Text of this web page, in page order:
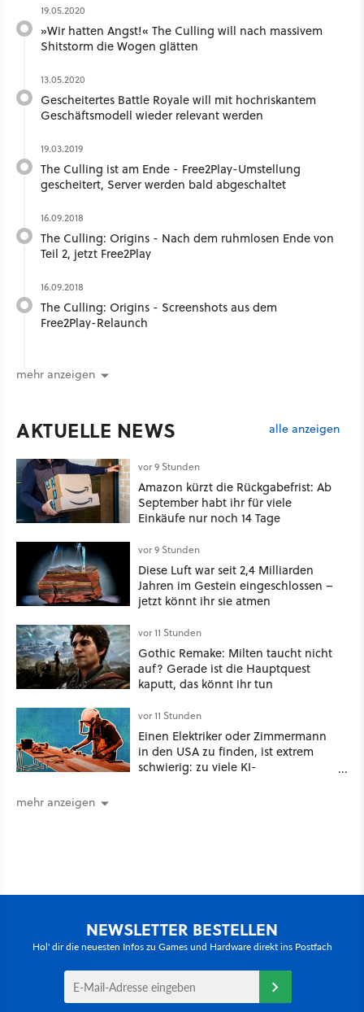
19.05.2020
»Wir hatten Angst!« The Culling will nach massivem
Shitstorm die Wogen glätten
13.05.2020
Gescheitertes Battle Royale will mit hochriskantem
Geschäftsmodell wieder relevant werden
19.03.2019
The Culling ist am Ende - Free2Play-Umstellung
gescheitert, Server werden bald abgeschaltet
16.09.2018
The Culling: Origins - Nach dem ruhmlosen Ende von
Teil 2, jetzt Free2Play
16.09.2018
The Culling: Origins - Screenshots aus dem
Free2Play-Relaunch
mehr anzeigen
AKTUELLE NEWS alle anzeigen
vor 9 Stunden
Amazon kürzt die Rückgabefrist: Ab
September habt ihr für viele
Einkäufe nur noch 14 Tage
vor 9 Stunden
Diese Luft war seit 2,4 Milliarden
Jahren im Gestein eingeschlossen –
jetzt könnt ihr sie atmen
vor 11 Stunden
Gothic Remake: Milten taucht nicht
auf? Gerade ist die Hauptquest
kaputt, das könnt ihr tun
vor 11 Stunden
Einen Elektriker oder Zimmermann
in den USA zu finden, ist extrem
schwierig: zu viele KI-
mehr anzeigen
NEWSLETTER BESTELLEN
Hol' dir die neuesten Infos zu Games und Hardware direkt ins Postfach